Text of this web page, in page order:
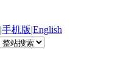
|手机版|English